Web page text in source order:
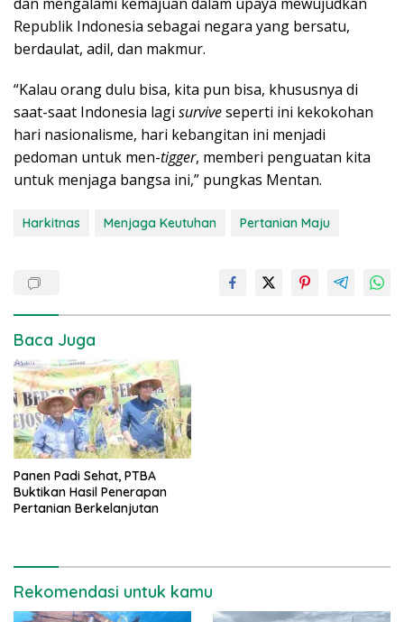
Republik Indonesia sebagai negara yang bersatu,
berdaulat, adil, dan makmur.
“Kalau orang dulu bisa, kita pun bisa, khususnya di
saat-saat Indonesia lagi surviveseperti ini kekokohan
hari nasionalisme, hari kebangitan ini menjadi
pedoman untuk men-tigger, memberi penguatan kita
untuk menjaga bangsa ini,” pungkas Mentan.
Harkitnas Menjaga Keutuhan Pertanian Maju
Baca Juga
Panen Padi Sehat, PTBA
Buktikan Hasil Penerapan
Pertanian Berkelanjutan
Rekomendasi untuk kamu